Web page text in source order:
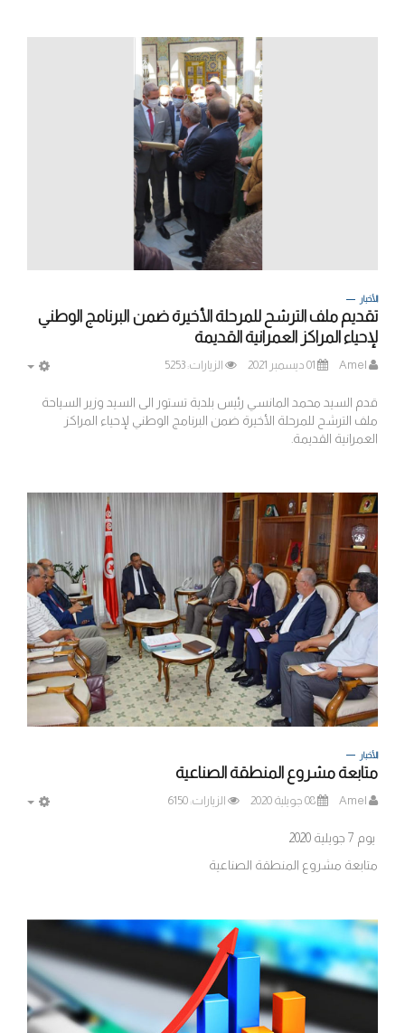
الأخبار
تقديم ملف الترشح للمرحلة الأخيرة ضمن البرنامج الوطني
لإحياء المراكز العمرانية القديمة
Amel 01 ديسمبر 2021 الزيارات: 5253
قدم السيد محمد المانسي رئيس بلدية تستور الى السيد وزير السياحة
ملف الترشح للمرحلة الأخيرة ضمن البرنامج الوطني لإحياء المراكز
العمرانية القديمة.
الأخبار
متابعة مشروع المنطقة الصناعية
Amel 08 جويلية 2020 الزيارات: 6150
يوم 7 جويلية 2020
متابعة مشروع المنطقة الصناعية